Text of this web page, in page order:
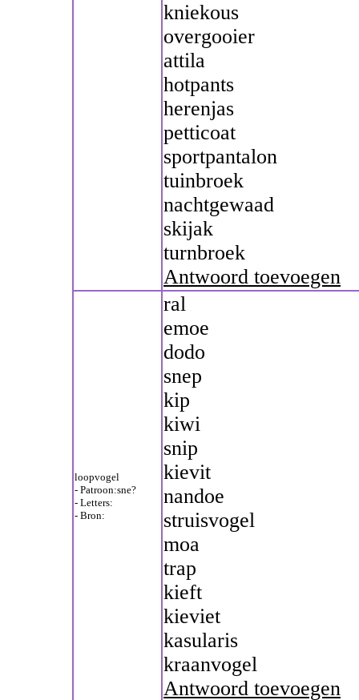
kniekous
overgooier
attila
hotpants
herenjas
petticoat
sportpantalon
tuinbroek
nachtgewaad
skijak
turnbroek
Antwoord toevoegen
loopvogel
- Patroon:sne?
- Letters:
- Bron:
ral
emoe
dodo
snep
kip
kiwi
snip
kievit
nandoe
struisvogel
moa
trap
kieft
kieviet
kasularis
kraanvogel
Antwoord toevoegen